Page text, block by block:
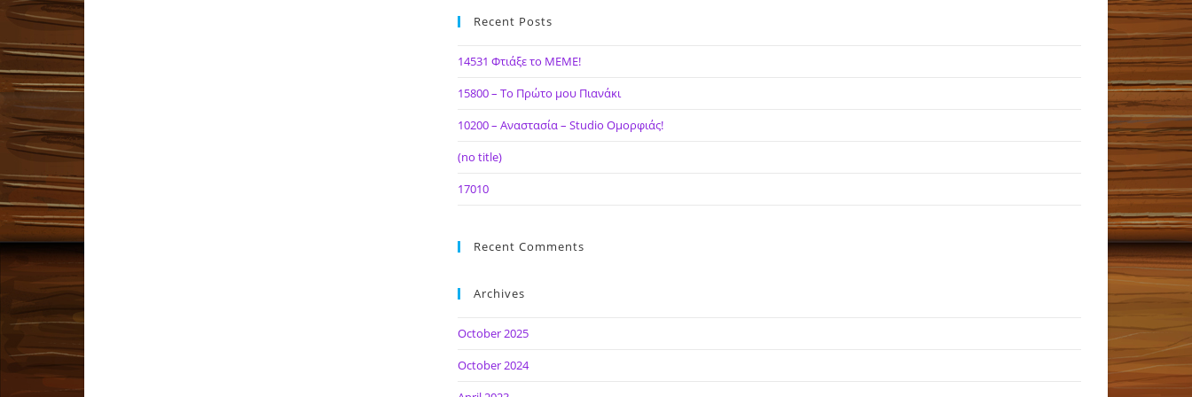
Recent Posts
14531 Φτιάξε το ΜΕΜΕ!
15800 – Το Πρώτο μου Πιανάκι
10200 – Αναστασία – Studio Ομορφιάς!
(no title)
17010
Recent Comments
Archives
October 2025
October 2024